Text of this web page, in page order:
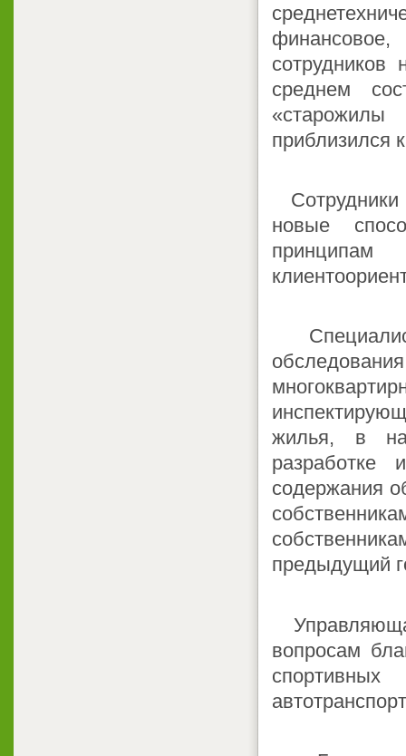
среднем
приблизился
Сотрудники
новые
жилья, в
разработке
содержания
предыдущий
вопросам